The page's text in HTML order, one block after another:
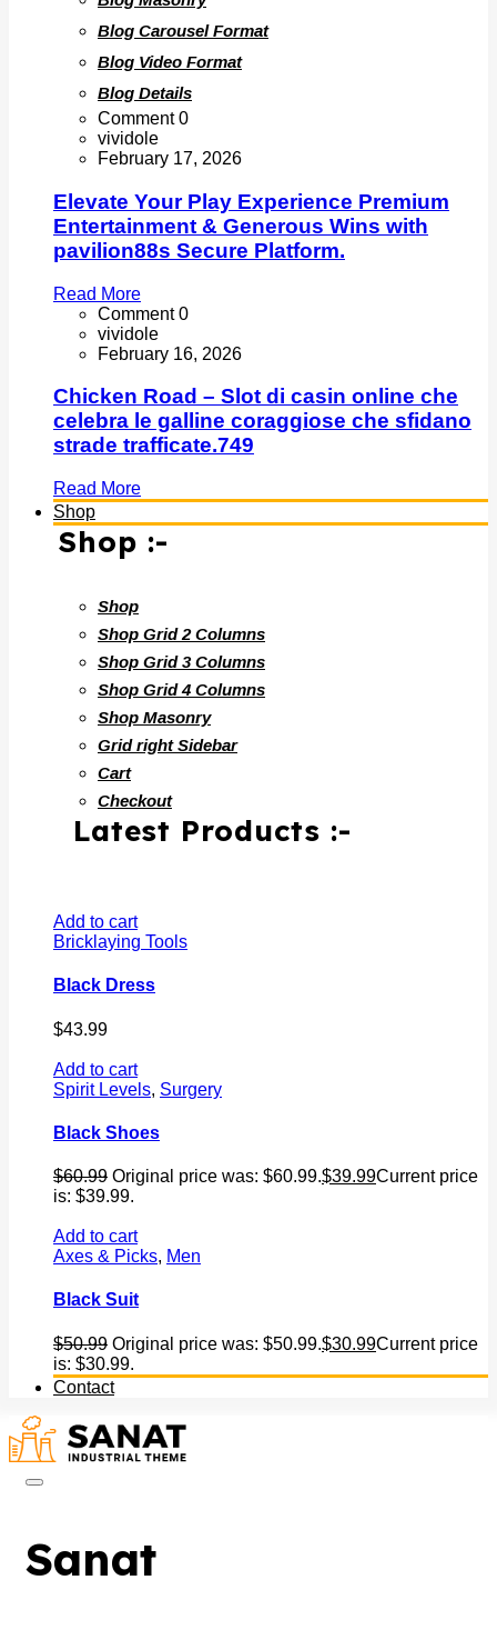
Blog Carousel Format
Blog Video Format
Blog Details
Comment 0
vividole
February 17, 2026
Elevate Your Play Experience Premium
Entertainment & Generous Wins with
pavilion88s Secure Platform.
Read More
Comment 0
vividole
February 16, 2026
Chicken Road – Slot di casin online che
celebra le galline coraggiose che sfidano
strade trafficate.749
Read More
Shop
Shop :-
Shop
Shop Grid 2 Columns
Shop Grid 3 Columns
Shop Grid 4 Columns
Shop Masonry
Grid right Sidebar
Cart
Checkout
Latest Products :-
Add to cart
Bricklaying Tools
Black Dress
$43.99
Add to cart
Spirit Levels, Surgery
Black Shoes
$60.99 Original price was: $60.99.$39.99Current price
is: $39.99.
Add to cart
Axes & Picks, Men
Black Suit
$50.99 Original price was: $50.99.$30.99Current price
is: $30.99.
Contact
Sanat